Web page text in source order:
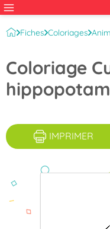
Fiches Coloriages
Coloriage
IMPRIMER